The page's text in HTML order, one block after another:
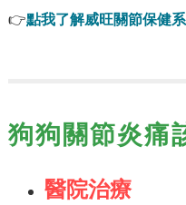
👉點我了解威旺關節保健
狗狗關節炎痛
醫院治療